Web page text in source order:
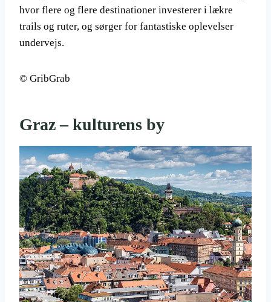
hvor flere og flere destinationer investerer i lækre
trails og ruter, og sørger for fantastiske oplevelser
undervejs.
© GribGrab
Graz – kulturens by